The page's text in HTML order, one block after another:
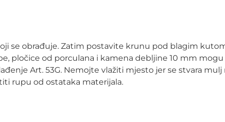
se obrađuje. Zatim postavite krunu pod blagim
pločice od porculana i kamena debljine 10 mm
Art. 53G. Nemojte vlažiti mjesto jer se stvara
rupu od ostataka materijala.